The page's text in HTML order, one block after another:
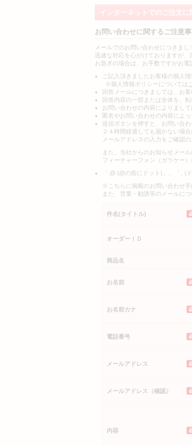
インターネットでのご注文
お問い合わせに関するご注意
メールでのお問い合わせにつきまし
迅速な対応を心がけておりますが
お急ぎの場合は、お手数ですがお電
ご記入頂きましたお客様の個人
※個人情報ポリシーについては
回答メールにつきましては、お
回答内容の一部または全体を、
お問い合わせの内容によりまし
匿名やお問い合わせの内容によ
送信ボタンを押すと、お問い合
２４時間経過しても届かない場
メールアドレスの入力をご確認
また、当社からのお知らせメー
フィーチャーフォン（ガラケー
「.@ (@の前にドット)」、「.. (
※こちらに掲載のお問い合わせ
また、営業・勧誘等のメールに
件名(タイトル)
オーダーＩＤ
商品名
お名前
お名前カナ
電話番号
メールアドレス
メールアドレス（確認）
内容